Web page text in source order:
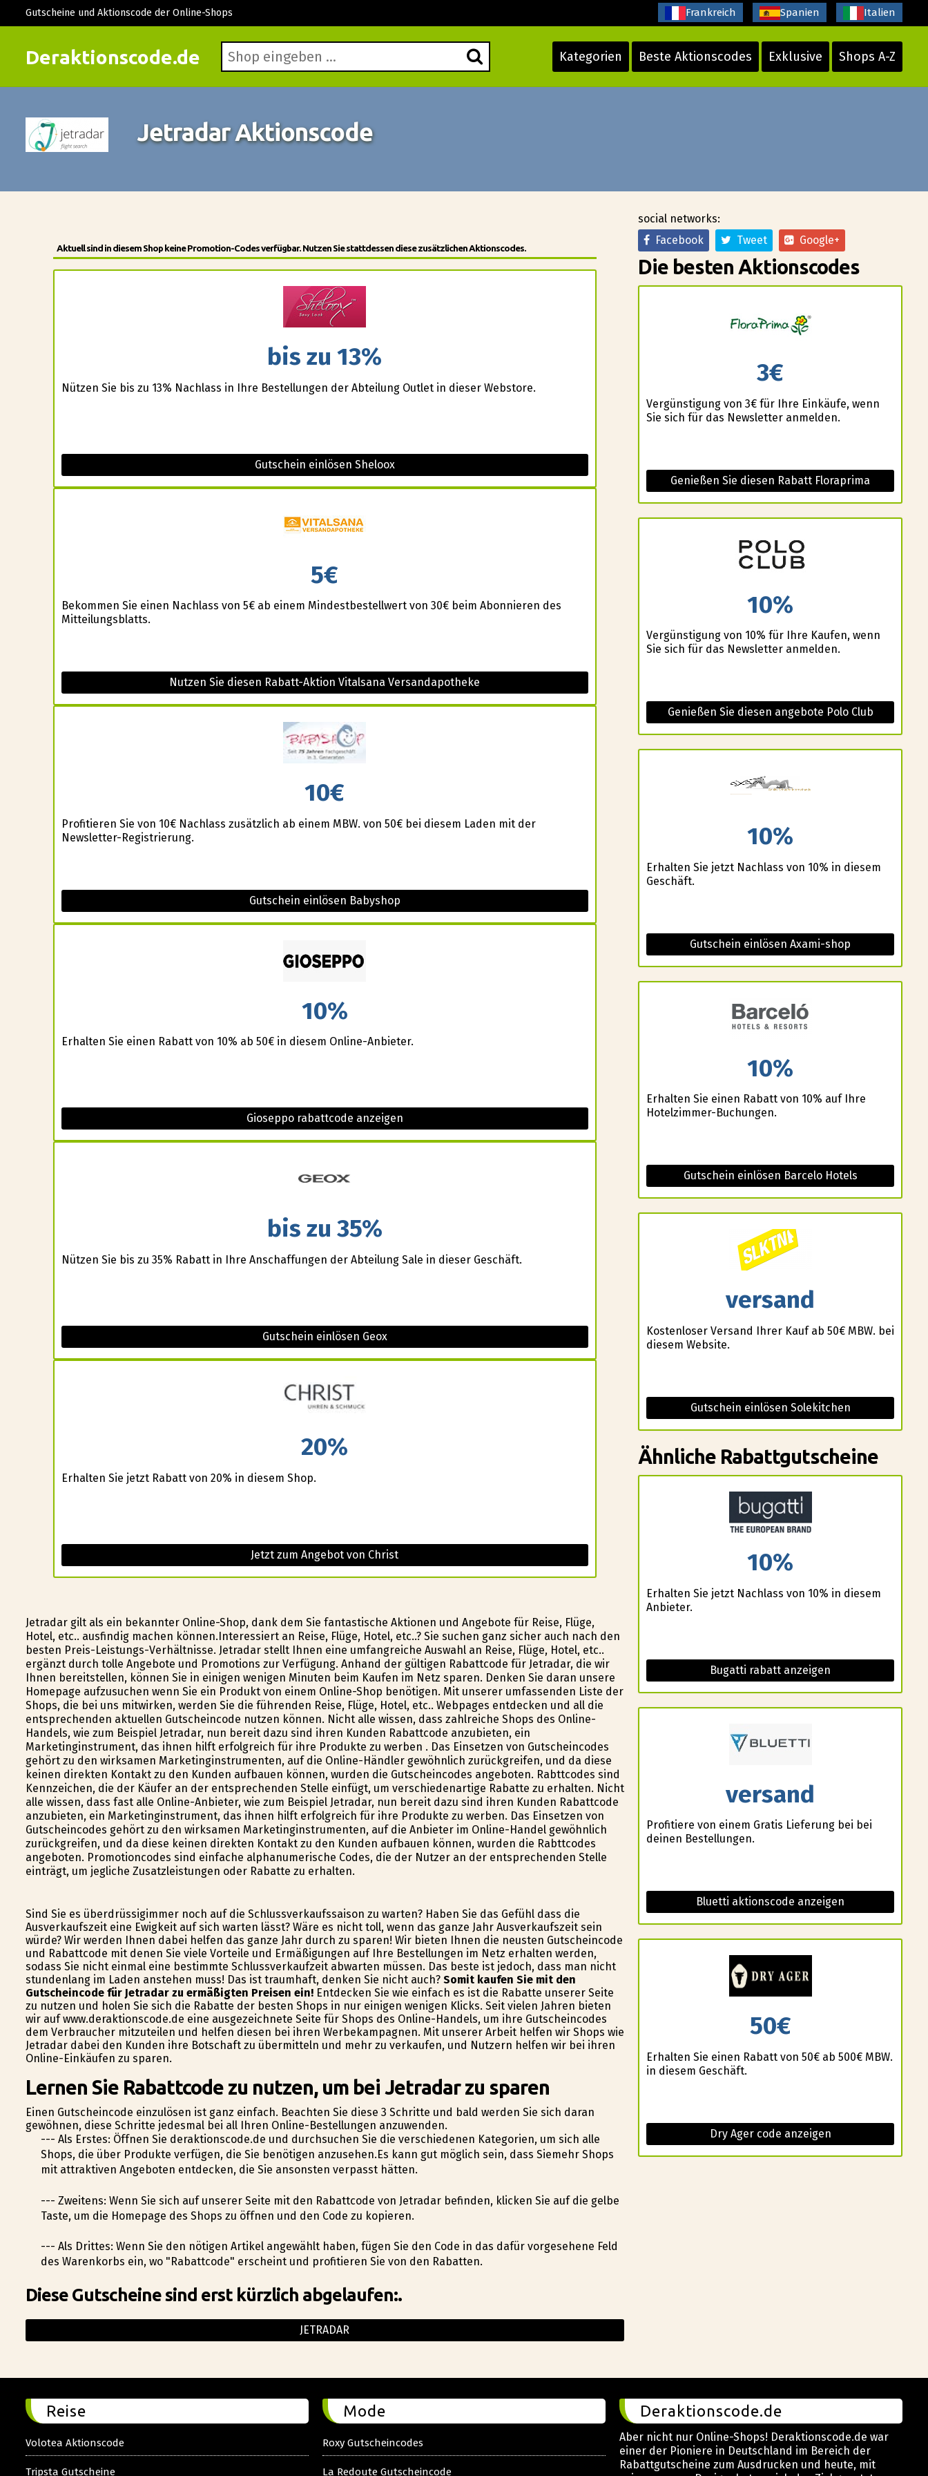
Deraktionscode.de Kategorien Beste Aktionscodes Exklusive Shops A-Z
Gutscheine und Aktionscode der Online-Shops Frankreich Spanien Italien
Jetradar Aktionscode
Aktuell sind in diesem Shop keine Promotion-Codes verfügbar. Nutzen Sie stattdessen diese zusätzlichen Aktionscodes.
bis zu 13%
Nützen Sie bis zu 13% Nachlass in Ihre Bestellungen der Abteilung Outlet in dieser Webstore.
Gutschein einlösen Sheloox
5€
Bekommen Sie einen Nachlass von 5€ ab einem Mindestbestellwert von 30€ beim Abonnieren des
Mitteilungsblatts.
Nutzen Sie diesen Rabatt-Aktion Vitalsana Versandapotheke
10€
Profitieren Sie von 10€ Nachlass zusätzlich ab einem MBW. von 50€ bei diesem Laden mit der
Newsletter-Registrierung.
Gutschein einlösen Babyshop
10%
Erhalten Sie einen Rabatt von 10% ab 50€ in diesem Online-Anbieter.
Gioseppo rabattcode anzeigen
bis zu 35%
Nützen Sie bis zu 35% Rabatt in Ihre Anschaffungen der Abteilung Sale in dieser Geschäft.
Gutschein einlösen Geox
20%
Erhalten Sie jetzt Rabatt von 20% in diesem Shop.
Jetzt zum Angebot von Christ
Jetradar gilt als ein bekannter Online-Shop, dank dem Sie fantastische Aktionen und Angebote für Reise, Flüge,
Hotel, etc.. ausfindig machen können.Interessiert an Reise, Flüge, Hotel, etc..? Sie suchen ganz sicher auch nach den
besten Preis-Leistungs-Verhältnisse. Jetradar stellt Ihnen eine umfangreiche Auswahl an Reise, Flüge, Hotel, etc..
ergänzt durch tolle Angebote und Promotions zur Verfügung. Anhand der gültigen Rabattcode für Jetradar, die wir
Ihnen bereitstellen, können Sie in einigen wenigen Minuten beim Kaufen im Netz sparen. Denken Sie daran unsere
Homepage aufzusuchen wenn Sie ein Produkt von einem Online-Shop benötigen. Mit unserer umfassenden Liste der
Shops, die bei uns mitwirken, werden Sie die führenden Reise, Flüge, Hotel, etc.. Webpages entdecken und all die
entsprechenden aktuellen Gutscheincode nutzen können. Nicht alle wissen, dass zahlreiche Shops des Online-
Handels, wie zum Beispiel Jetradar, nun bereit dazu sind ihren Kunden Rabattcode anzubieten, ein
Marketinginstrument, das ihnen hilft erfolgreich für ihre Produkte zu werben . Das Einsetzen von Gutscheincodes
gehört zu den wirksamen Marketinginstrumenten, auf die Online-Händler gewöhnlich zurückgreifen, und da diese
keinen direkten Kontakt zu den Kunden aufbauen können, wurden die Gutscheincodes angeboten. Rabttcodes sind
Kennzeichen, die der Käufer an der entsprechenden Stelle einfügt, um verschiedenartige Rabatte zu erhalten. Nicht
alle wissen, dass fast alle Online-Anbieter, wie zum Beispiel Jetradar, nun bereit dazu sind ihren Kunden Rabattcode
anzubieten, ein Marketinginstrument, das ihnen hilft erfolgreich für ihre Produkte zu werben. Das Einsetzen von
Gutscheincodes gehört zu den wirksamen Marketinginstrumenten, auf die Anbieter im Online-Handel gewöhnlich
zurückgreifen, und da diese keinen direkten Kontakt zu den Kunden aufbauen können, wurden die Rabttcodes
angeboten. Promotioncodes sind einfache alphanumerische Codes, die der Nutzer an der entsprechenden Stelle
einträgt, um jegliche Zusatzleistungen oder Rabatte zu erhalten.
Sind Sie es überdrüssigimmer noch auf die Schlussverkaufssaison zu warten? Haben Sie das Gefühl dass die
Ausverkaufszeit eine Ewigkeit auf sich warten lässt? Wäre es nicht toll, wenn das ganze Jahr Ausverkaufszeit sein
würde? Wir werden Ihnen dabei helfen das ganze Jahr durch zu sparen! Wir bieten Ihnen die neusten Gutscheincode
und Rabattcode mit denen Sie viele Vorteile und Ermäßigungen auf Ihre Bestellungen im Netz erhalten werden,
sodass Sie nicht einmal eine bestimmte Schlussverkaufzeit abwarten müssen. Das beste ist jedoch, dass man nicht
stundenlang im Laden anstehen muss! Das ist traumhaft, denken Sie nicht auch? Somit kaufen Sie mit den
Gutscheincode für Jetradar zu ermäßigten Preisen ein!Entdecken Sie wie einfach es ist die Rabatte unserer Seite
zu nutzen und holen Sie sich die Rabatte der besten Shops in nur einigen wenigen Klicks. Seit vielen Jahren bieten
wir auf www.deraktionscode.de eine ausgezeichnete Seite für Shops des Online-Handels, um ihre Gutscheincodes
dem Verbraucher mitzuteilen und helfen diesen bei ihren Werbekampagnen. Mit unserer Arbeit helfen wir Shops wie
Jetradar dabei den Kunden ihre Botschaft zu übermitteln und mehr zu verkaufen, und Nutzern helfen wir bei ihren
Online-Einkäufen zu sparen.
Lernen Sie Rabattcode zu nutzen, um bei Jetradar zu sparen
Einen Gutscheincode einzulösen ist ganz einfach. Beachten Sie diese 3 Schritte und bald werden Sie sich daran
gewöhnen, diese Schritte jedesmal bei all Ihren Online-Bestellungen anzuwenden.
--- Als Erstes: Öffnen Sie deraktionscode.de und durchsuchen Sie die verschiedenen Kategorien, um sich alle
Shops, die über Produkte verfügen, die Sie benötigen anzusehen.Es kann gut möglich sein, dass Siemehr Shops
mit attraktiven Angeboten entdecken, die Sie ansonsten verpasst hätten.
--- Zweitens: Wenn Sie sich auf unserer Seite mit den Rabattcode von Jetradar befinden, klicken Sie auf die gelbe
Taste, um die Homepage des Shops zu öffnen und den Code zu kopieren.
--- Als Drittes: Wenn Sie den nötigen Artikel angewählt haben, fügen Sie den Code in das dafür vorgesehene Feld
des Warenkorbs ein, wo "Rabattcode" erscheint und profitieren Sie von den Rabatten.
Diese Gutscheine sind erst kürzlich abgelaufen:.
JETRADAR
social networks:
Facebook
Tweet Google+
Die besten Aktionscodes
3€
Vergünstigung von 3€ für Ihre Einkäufe, wenn
Sie sich für das Newsletter anmelden.
Genießen Sie diesen Rabatt Floraprima
10%
Vergünstigung von 10% für Ihre Kaufen, wenn
Sie sich für das Newsletter anmelden.
Genießen Sie diesen angebote Polo Club
10%
Erhalten Sie jetzt Nachlass von 10% in diesem
Geschäft.
Gutschein einlösen Axami-shop
10%
Erhalten Sie einen Rabatt von 10% auf Ihre
Hotelzimmer-Buchungen.
Gutschein einlösen Barcelo Hotels
versand
Kostenloser Versand Ihrer Kauf ab 50€ MBW. bei
diesem Website.
Gutschein einlösen Solekitchen
Ähnliche Rabattgutscheine
10%
Erhalten Sie jetzt Nachlass von 10% in diesem
Anbieter.
Bugatti rabatt anzeigen
versand
Profitiere von einem Gratis Lieferung bei bei
deinen Bestellungen.
Bluetti aktionscode anzeigen
50€
Erhalten Sie einen Rabatt von 50€ ab 500€ MBW.
in diesem Geschäft.
Dry Ager code anzeigen
Reise
Volotea Aktionscode
Tripsta Gutscheine
Mode
Roxy Gutscheincodes
La Redoute Gutscheincode
Deraktionscode.de
Aber nicht nur Online-Shops! Deraktionscode.de war
einer der Pioniere in Deutschland im Bereich der
Rabattgutscheine zum Ausdrucken und heute, mit